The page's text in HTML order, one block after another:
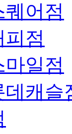
퀘어점
피점
마일점
데캐슬